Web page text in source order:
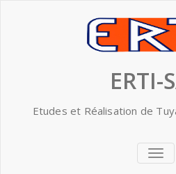
ERTI-
Etudes et Réalisation de
LA